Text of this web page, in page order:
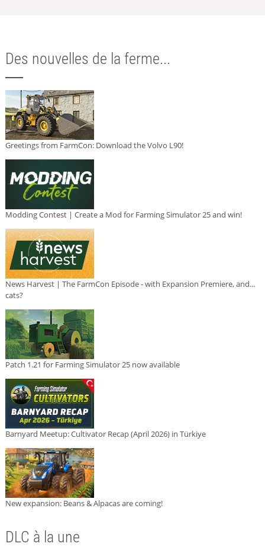
Des nouvelles de la ferme...
Greetings from FarmCon: Download the Volvo L90!
Modding Contest | Create a Mod for Farming Simulator 25 and win!
News Harvest | The FarmCon Episode - with Expansion Premiere, and...
cats?
Patch 1.21 for Farming Simulator 25 now available
Barnyard Meetup: Cultivator Recap (April 2026) in Türkiye
New expansion: Beans & Alpacas are coming!
DLC à la une